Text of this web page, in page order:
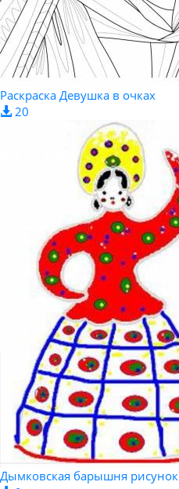
Раскраска Девушка в очках
20
Дымковская барышня рисунок